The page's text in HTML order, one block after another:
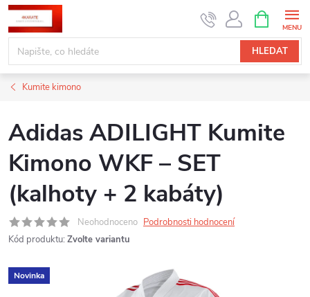
Přejít
na
obsah
HLEDAT
NÁKUPNÍ
KOŠÍK
Kumite kimono
Adidas ADILIGHT Kumite
Kimono WKF – SET
(kalhoty + 2 kabáty)
Neohodnoceno Podrobnosti hodnocení
Kód produktu: Zvolte variantu
Novinka